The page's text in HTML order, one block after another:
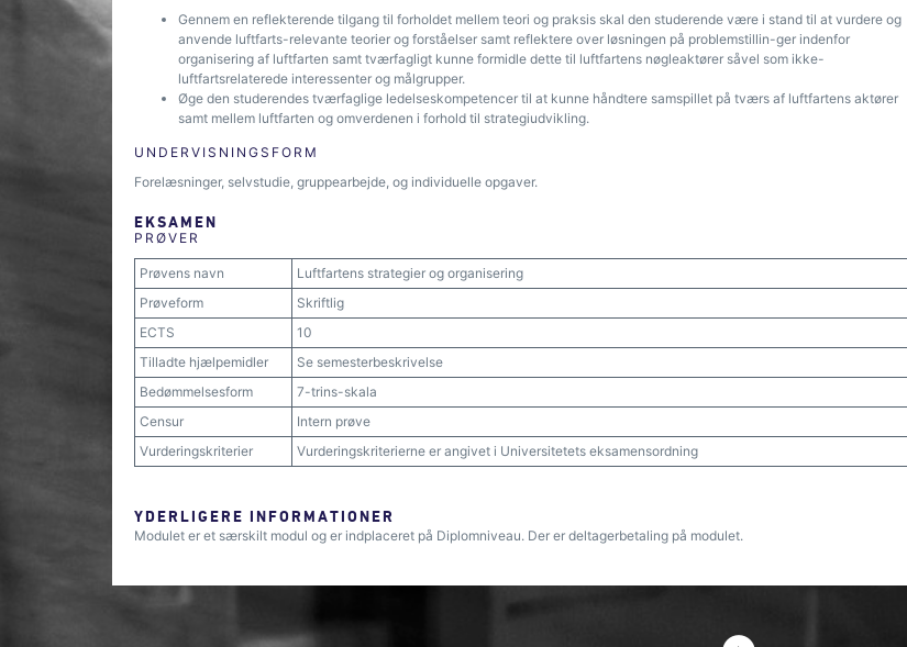
Gennem en reflekterende tilgang til forholdet mellem teori og praksis skal den studerende være i stand til at vurdere og
anvende luftfarts-relevante teorier og forståelser samt reflektere over løsningen på problemstillin-ger indenfor
organisering af luftfarten samt tværfagligt kunne formidle dette til luftfartens nøgleaktører såvel som ikke-
luftfartsrelaterede interessenter og målgrupper.
Øge den studerendes tværfaglige ledelseskompetencer til at kunne håndtere samspillet på tværs af luftfartens aktører
samt mellem luftfarten og omverdenen i forhold til strategiudvikling.
UNDERVISNINGSFORM
Forelæsninger, selvstudie, gruppearbejde, og individuelle opgaver.
EKSAMEN
PRØVER
Prøvens navn
Luftfartens strategier og organisering
Prøveform
Skriftlig
ECTS
10
Tilladte hjælpemidler
Se semesterbeskrivelse
Bedømmelsesform
7-trins-skala
Censur
Intern prøve
Vurderingskriterier
Vurderingskriterierne er angivet i Universitetets eksamensordning
YDERLIGERE INFORMATIONER
Modulet er et særskilt modul og er indplaceret på Diplomniveau. Der er deltagerbetaling på modulet.